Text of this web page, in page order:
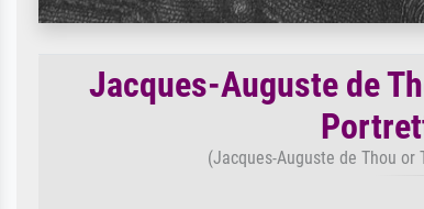
Jacques-Auguste de
(Jacques-Auguste de Thou